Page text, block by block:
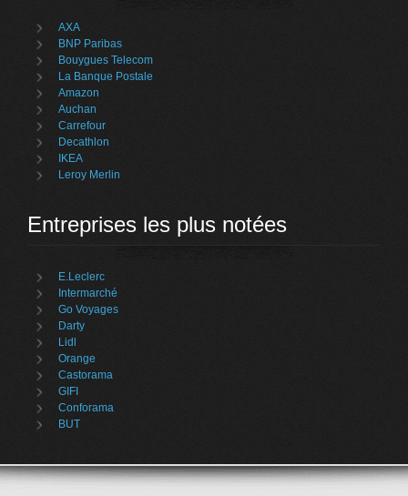
AXA
BNP Paribas
Bouygues Telecom
La Banque Postale
Amazon
Auchan
Carrefour
Decathlon
IKEA
Leroy Merlin
Entreprises les plus notées
E.Leclerc
Intermarché
Go Voyages
Darty
Lidl
Orange
Castorama
GIFI
Conforama
BUT